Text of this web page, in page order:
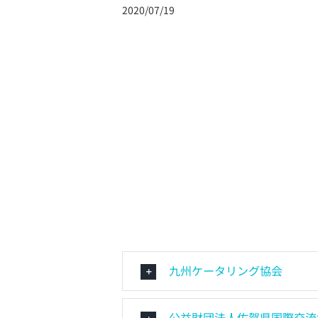
2020/07/19
九州ケータリング協会